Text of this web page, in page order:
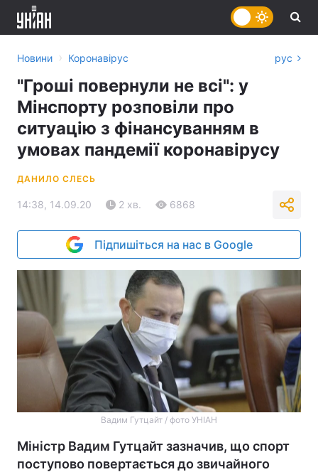
Новини › Коронавірус рус
"Гроші повернули не всі": у
Мінспорту розповіли про
ситуацію з фінансуванням в
умовах пандемії коронавірусу
ДАНИЛО СЛЕСЬ
14:38, 14.09.20 2 хв. 6868
Підпишіться на нас в Google
Вадим Гутцайт / фото УНІАН
Міністр Вадим Гутцайт зазначив, що спорт
поступово повертається до звичайного